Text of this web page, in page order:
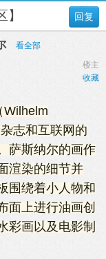
回复
】
看全部
楼主
收藏
Wilhelm
志和互联网的
萨斯纳尔的画作
渲染的细节并
围绕着小人物和
面上进行油画创
彩画以及电影制